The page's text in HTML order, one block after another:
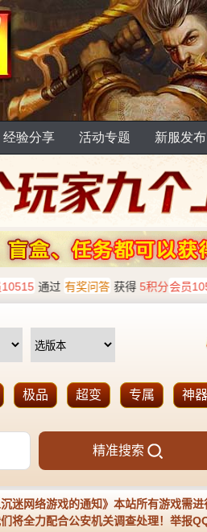
经验分享 活动专题 新服发布